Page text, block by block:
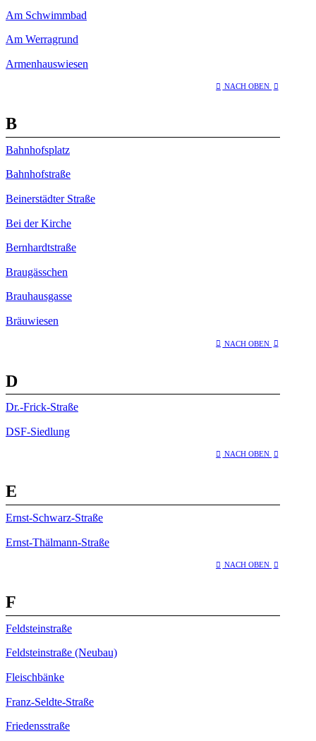
Am Schwimmbad
Am Werragrund
Armenhauswiesen
NACH OBEN
B
Bahnhofsplatz
Bahnhofstraße
Beinerstädter Straße
Bei der Kirche
Bernhardtstraße
Braugässchen
Brauhausgasse
Bräuwiesen
NACH OBEN
D
Dr.-Frick-Straße
DSF-Siedlung
NACH OBEN
E
Ernst-Schwarz-Straße
Ernst-Thälmann-Straße
NACH OBEN
F
Feldsteinstraße
Feldsteinstraße (Neubau)
Fleischbänke
Franz-Seldte-Straße
Friedensstraße